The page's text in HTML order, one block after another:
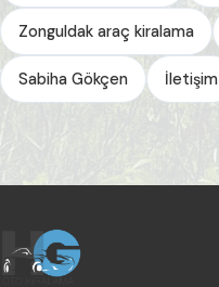
Zonguldak araç kiralama
Sabiha Gökçen İletişim